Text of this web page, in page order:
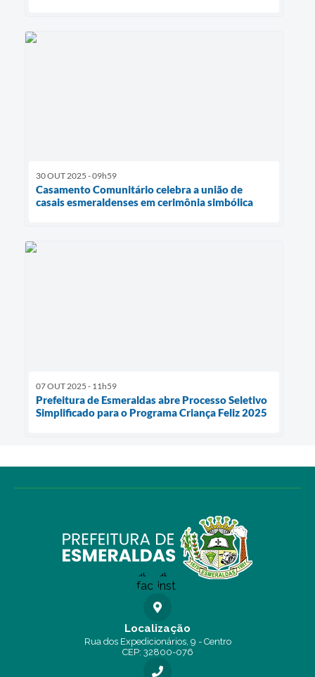
30 OUT 2025 - 09h59
Casamento Comunitário celebra a união de
casais esmeraldenses em cerimônia simbólica
07 OUT 2025 - 11h59
Prefeitura de Esmeraldas abre Processo Seletivo
Simplificado para o Programa Criança Feliz 2025
Localização
Rua dos Expedicionários, 9 - Centro
CEP: 32800-076